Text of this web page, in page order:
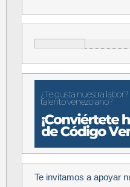
Te invitamos a apoyar